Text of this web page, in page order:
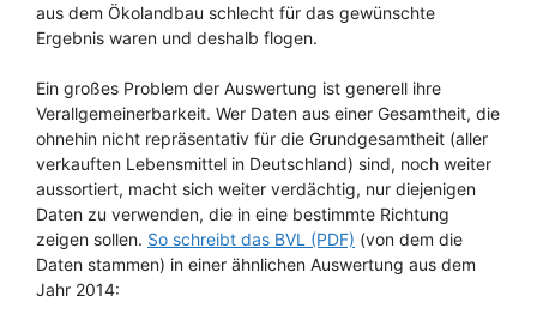
aus dem Ökolandbau schlecht für das gewünschte
Ergebnis waren und deshalb flogen.
Ein großes Problem der Auswertung ist generell ihre
Verallgemeinerbarkeit. Wer Daten aus einer Gesamtheit, die
ohnehin nicht repräsentativ für die Grundgesamtheit (aller
verkauften Lebensmittel in Deutschland) sind, noch weiter
aussortiert, macht sich weiter verdächtig, nur diejenigen
Daten zu verwenden, die in eine bestimmte Richtung
zeigen sollen. So schreibt das BVL (PDF) (von dem die
Daten stammen) in einer ähnlichen Auswertung aus dem
Jahr 2014: